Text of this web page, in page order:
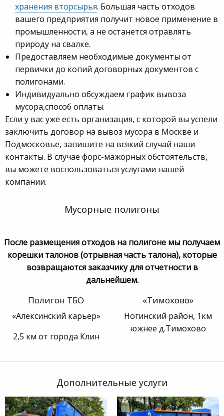
хранения вторсырья. Большая часть отходов
вашего предприятия получит новое применение в
промышленности, а не останется отравлять
природу на свалке.
Предоставляем необходимые документы от
первички до копий договорных документов с
полигонами.
Индивидуально обсуждаем график вывоза
мусора,способ оплаты.
Если у вас уже есть организация, с которой вы успели
заключить договор на вывоз мусора в Москве и
Подмосковье, запишите на всякий случай наши
контакты. В случае форс-мажорных обстоятельств,
вы можете воспользоваться услугами нашей
компании.
Мусорные полигоны
После размещения отходов на полигоне мы получаем
корешки талонов (отрывная часть талона), которые
возвращаются заказчику для отчетности в
дальнейшем.
Полигон ТБО
«Алексинский карьер»
2,5 км от города Клин
«Тимохово»
Ногинский район, 1км
южнее д.Тимохово
Дополнительные услуги